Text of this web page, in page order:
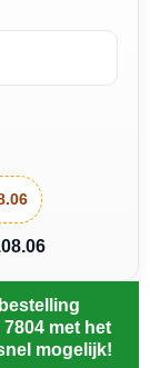
met het
mogelijk!